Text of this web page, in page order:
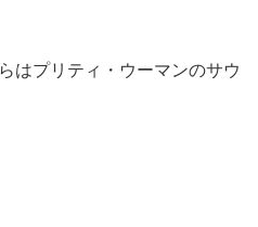
はプリティ・ウーマンのサウ